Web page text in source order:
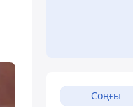
Соңғы